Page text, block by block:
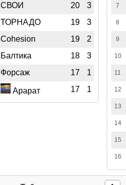
СВОИ 20 3
ТОРНАДО 19 3
Cohesion 19 2
Балтика 18 3
Форсаж 17 1
Арарат 17 1
7
8
9
10
11
12
13
14
15
16